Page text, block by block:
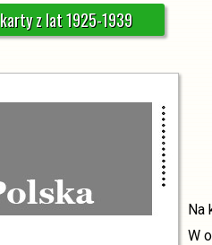
karty z lat 1925-1939
Na
W